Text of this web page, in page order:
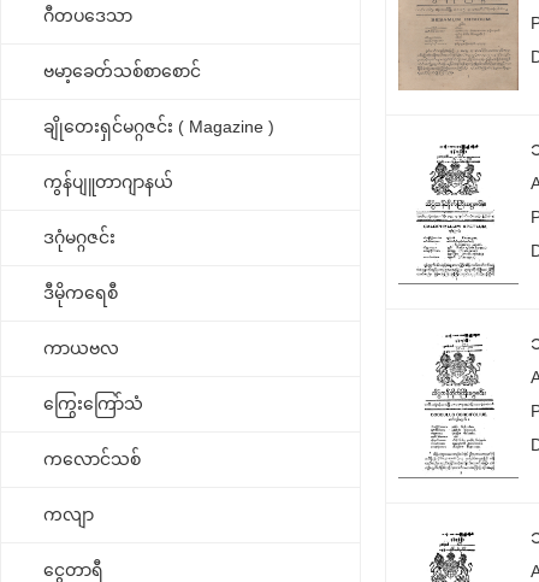
ဂီတပဒေသာ
ဗမာ့ခေတ်သစ်စာစောင်
ချိုတေးရှင်မဂ္ဂဇင်း ( Magazine )
ကွန်ပျူတာဂျာနယ်
ဒဂုံမဂ္ဂဇင်း
ဒီမိုကရေစီ
ကာယဗလ
ကြွေးကြော်သံ
ကလောင်သစ်
ကလျာ
ငွေတာရီ